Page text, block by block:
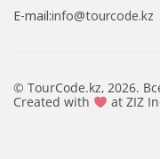
E-mail:info@tourcode.kz
© TourCode.kz, 2026.
Created with
at ZIZ